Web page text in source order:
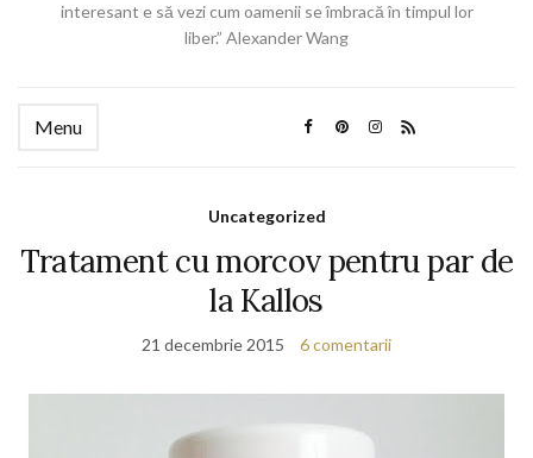
interesant e să vezi cum oamenii se îmbracă în timpul lor
liber.” Alexander Wang
Menu
Uncategorized
Tratament cu morcov pentru par de
la Kallos
21 decembrie 2015 6 comentarii